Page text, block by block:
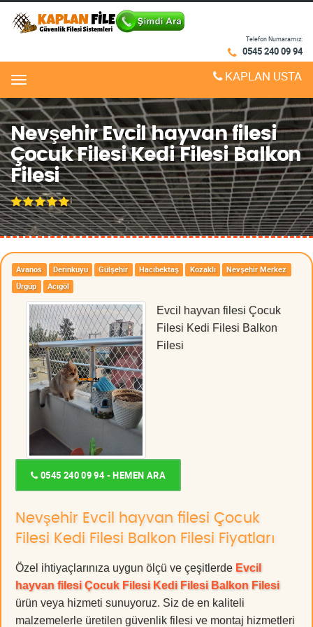
Telefon Numaramız:
0545 240 09 94
Menu KAPLAN USTA
Nevşehir Evcil hayvan filesi
Çocuk Filesi Kedi Filesi Balkon
Filesi
Avanos Derinkuyu Gülşehir Hacıbektaş Kozaklı
Nevşehir Merkez
Ürgüp
Acıgöl
Evcil hayvan filesi Çocuk
Filesi Kedi Filesi Balkon
Filesi
0545 240 09 94 - HEMEN ARA
Nevşehir Evcil hayvan filesi Çocuk
Filesi Kedi Filesi Balkon Filesi Fiyatları
Özel ihtiyaçlarınıza uygun ölçü ve çeşitlerde Evcil
hayvan filesi Çocuk Filesi Kedi Filesi Balkon Filesi
ürün veya hizmeti sunuyoruz. Siz de en kaliteli
malzemelerle üretilen güvenlik filesi ve montaj hizmetleri